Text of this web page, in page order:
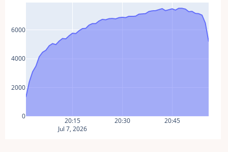
20:15
Jul 7, 2026
20:30 20:45
0
2000
4000
6000